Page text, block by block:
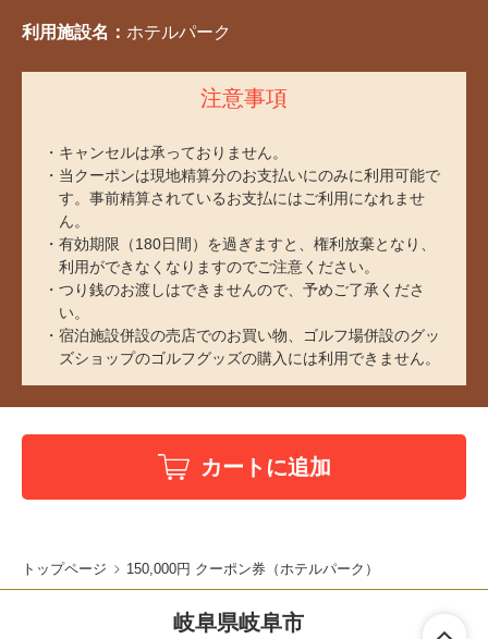
利用施設名： ホテルパーク
注意事項
キャンセルは承っておりません。
当クーポンは現地精算分のお支払いにのみに利用可能で
す。事前精算されているお支払にはご利用になれませ
ん。
有効期限（180日間）を過ぎますと、権利放棄となり、
利用ができなくなりますのでご注意ください。
つり銭のお渡しはできませんので、予めご了承くださ
い。
宿泊施設併設の売店でのお買い物、ゴルフ場併設のグッ
ズショップのゴルフグッズの購入には利用できません。
カートに追加
トップページ 150,000円 クーポン券（ホテルパーク）
岐阜県岐阜市